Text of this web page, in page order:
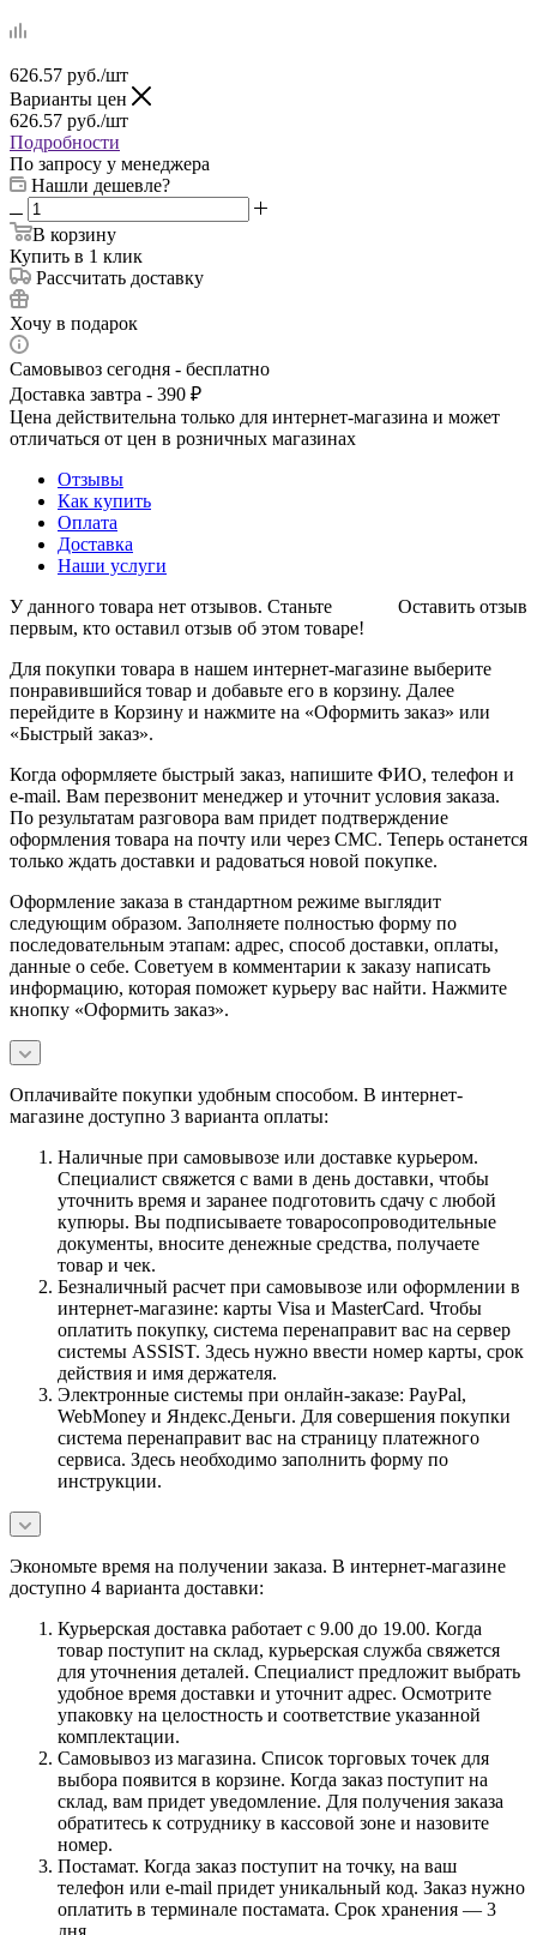
626.57 руб./шт
Варианты цен
626.57 руб./шт
Подробности
По запросу у менеджера
Нашли дешевле?
В корзину
Купить в 1 клик
Рассчитать доставку
Хочу в подарок
Самовывоз сегодня - бесплатно
Доставка завтра - 390 ₽
Цена действительна только для интернет-магазина и может
отличаться от цен в розничных магазинах
Отзывы
Как купить
Оплата
Доставка
Наши услуги
Оставить отзыв
У данного товара нет отзывов. Станьте
первым, кто оставил отзыв об этом товаре!
Для покупки товара в нашем интернет-магазине выберите
понравившийся товар и добавьте его в корзину. Далее
перейдите в Корзину и нажмите на «Оформить заказ» или
«Быстрый заказ».
Когда оформляете быстрый заказ, напишите ФИО, телефон и
e-mail. Вам перезвонит менеджер и уточнит условия заказа.
По результатам разговора вам придет подтверждение
оформления товара на почту или через СМС. Теперь останется
только ждать доставки и радоваться новой покупке.
Оформление заказа в стандартном режиме выглядит
следующим образом. Заполняете полностью форму по
последовательным этапам: адрес, способ доставки, оплаты,
данные о себе. Советуем в комментарии к заказу написать
информацию, которая поможет курьеру вас найти. Нажмите
кнопку «Оформить заказ».
Оплачивайте покупки удобным способом. В интернет-
магазине доступно 3 варианта оплаты:
Наличные при самовывозе или доставке курьером.
Специалист свяжется с вами в день доставки, чтобы
уточнить время и заранее подготовить сдачу с любой
купюры. Вы подписываете товаросопроводительные
документы, вносите денежные средства, получаете
товар и чек.
Безналичный расчет при самовывозе или оформлении в
интернет-магазине: карты Visa и MasterCard. Чтобы
оплатить покупку, система перенаправит вас на сервер
системы ASSIST. Здесь нужно ввести номер карты, срок
действия и имя держателя.
Электронные системы при онлайн-заказе: PayPal,
WebMoney и Яндекс.Деньги. Для совершения покупки
система перенаправит вас на страницу платежного
сервиса. Здесь необходимо заполнить форму по
инструкции.
Экономьте время на получении заказа. В интернет-магазине
доступно 4 варианта доставки:
Курьерская доставка работает с 9.00 до 19.00. Когда
товар поступит на склад, курьерская служба свяжется
для уточнения деталей. Специалист предложит выбрать
удобное время доставки и уточнит адрес. Осмотрите
упаковку на целостность и соответствие указанной
комплектации.
Самовывоз из магазина. Список торговых точек для
выбора появится в корзине. Когда заказ поступит на
склад, вам придет уведомление. Для получения заказа
обратитесь к сотруднику в кассовой зоне и назовите
номер.
Постамат. Когда заказ поступит на точку, на ваш
телефон или e-mail придет уникальный код. Заказ нужно
оплатить в терминале постамата. Срок хранения — 3
дня.